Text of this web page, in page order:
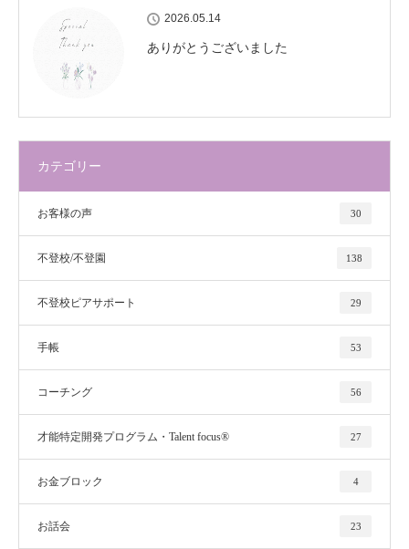
2026.05.14
ありがとうございました
カテゴリー
お客様の声 30
不登校/不登園 138
不登校ピアサポート 29
手帳 53
コーチング 56
才能特定開発プログラム・Talent focus® 27
お金ブロック 4
お話会 23